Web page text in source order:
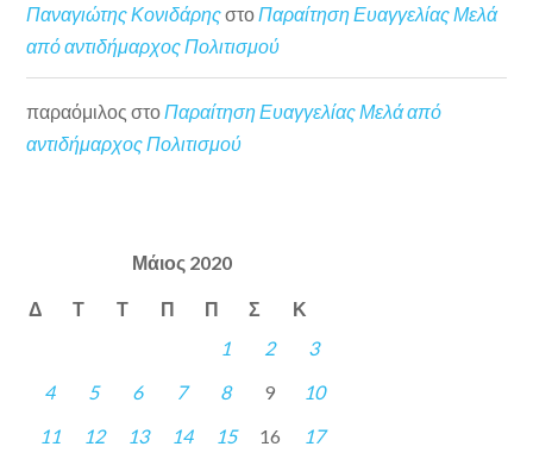
Παναγιώτης Κονιδάρηςστο Παραίτηση Ευαγγελίας Μελά
από αντιδήμαρχος Πολιτισμού
παραόμιλος στο Παραίτηση Ευαγγελίας Μελά από
αντιδήμαρχος Πολιτισμού
Μάιος 2020
Δ Τ Τ Π Π Σ Κ
1 2
3
4
5 6 7 8 9
10
11
12 13 14 15 16
17